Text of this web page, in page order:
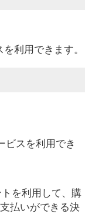
利用できます。
ビスを利用でき
を利用して、購
払いができる決